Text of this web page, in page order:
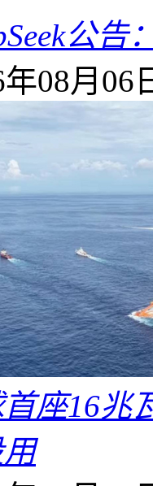
公
年08月06
座16兆